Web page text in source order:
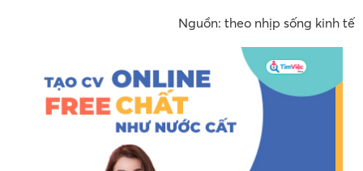
Nguồn: theo nhịp sống kinh tế